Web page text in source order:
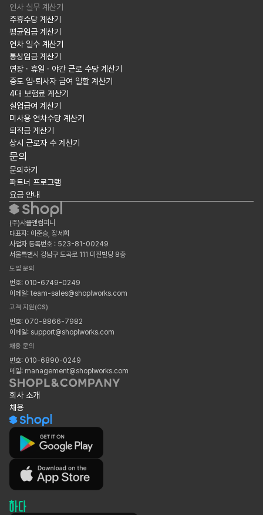
인사 실무 계산기
주휴수당 계산기
평균임금 계산기
연차 일수 계산기
통상임금 계산기
연장 · 휴일 · 야간 근로 수당 계산기
중도 입·퇴사자 급여 일할 계산기
4대 보험료 계산기
실업급여 계산기
미사용 연차수당 계산기
퇴직금 계산기
상시 근로자 수 계산기
문의
문의하기
파트너 프로그램
요금 안내
(주)샤플앤컴퍼니
대표자: 이준승, 장세희
사업자 등록번호 : 523-81-00249
서울특별시 강남구 도곡로 111 미진빌딩 8층
도입 문의
번호: 010-6749-0249
이메일: team-sales@shoplworks.com
고객 지원(CS)
번호: 070-8866-7982
이메일: support@shoplworks.com
채용 문의
번호: 010-6890-0249
메일: management@shoplworks.com
회사 소개
채용